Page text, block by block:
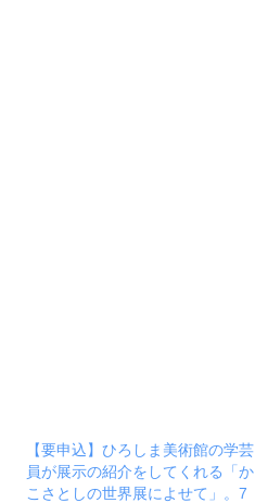
【要申込】ひろしま美術館の学芸
員が展示の紹介をしてくれる「か
こさとしの世界展によせて」。7